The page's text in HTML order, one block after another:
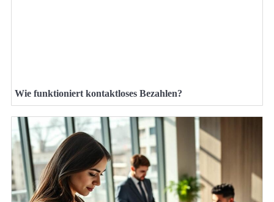
Wie funktioniert kontaktloses Bezahlen?